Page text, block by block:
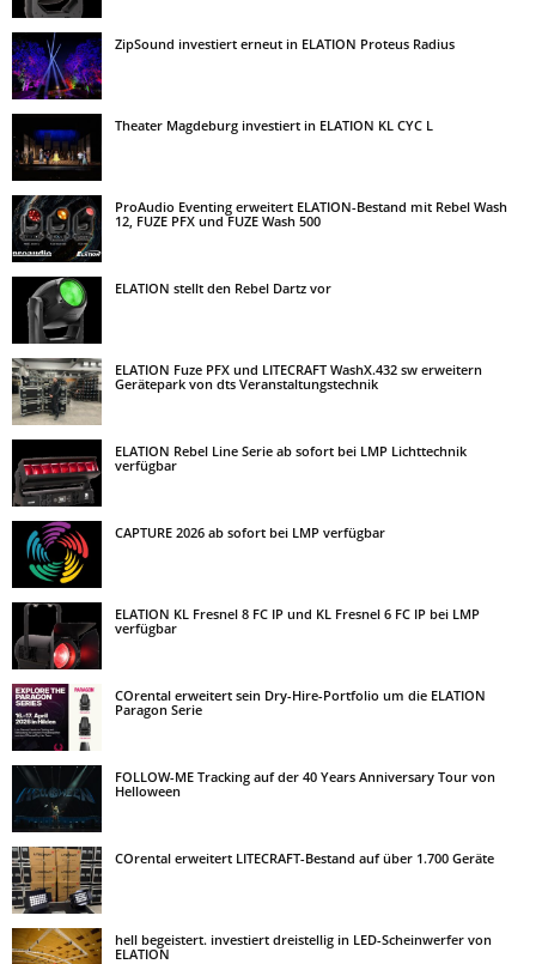
ZipSound investiert erneut in ELATION Proteus Radius
Theater Magdeburg investiert in ELATION KL CYC L
ProAudio Eventing erweitert ELATION-Bestand mit Rebel Wash
12, FUZE PFX und FUZE Wash 500
ELATION stellt den Rebel Dartz vor
ELATION Fuze PFX und LITECRAFT WashX.432 sw erweitern
Gerätepark von dts Veranstaltungstechnik
ELATION Rebel Line Serie ab sofort bei LMP Lichttechnik
verfügbar
CAPTURE 2026 ab sofort bei LMP verfügbar
ELATION KL Fresnel 8 FC IP und KL Fresnel 6 FC IP bei LMP
verfügbar
COrental erweitert sein Dry-Hire-Portfolio um die ELATION
Paragon Serie
FOLLOW-ME Tracking auf der 40 Years Anniversary Tour von
Helloween
COrental erweitert LITECRAFT-Bestand auf über 1.700 Geräte
hell begeistert. investiert dreistellig in LED-Scheinwerfer von
ELATION